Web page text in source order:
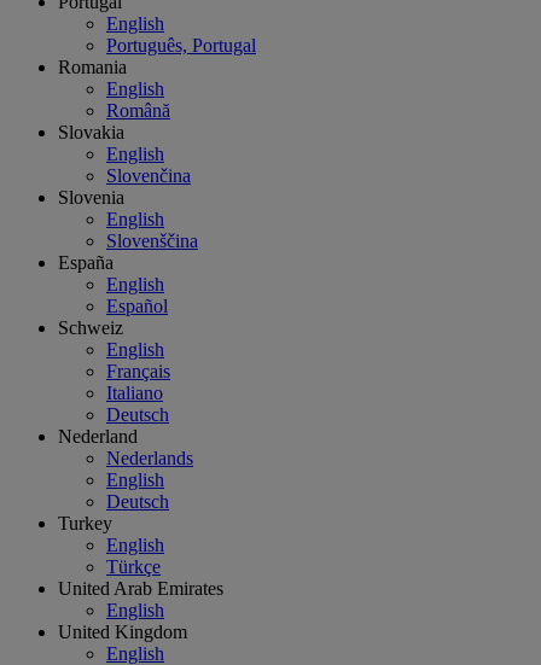
English
Português, Portugal
Romania
English
Română
Slovakia
English
Slovenčina
Slovenia
English
Slovenščina
España
English
Español
Schweiz
English
Français
Italiano
Deutsch
Nederland
Nederlands
English
Deutsch
Turkey
English
Türkçe
United Arab Emirates
English
United Kingdom
English